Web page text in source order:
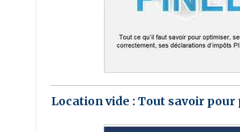
Location vide : Tout savoir pour